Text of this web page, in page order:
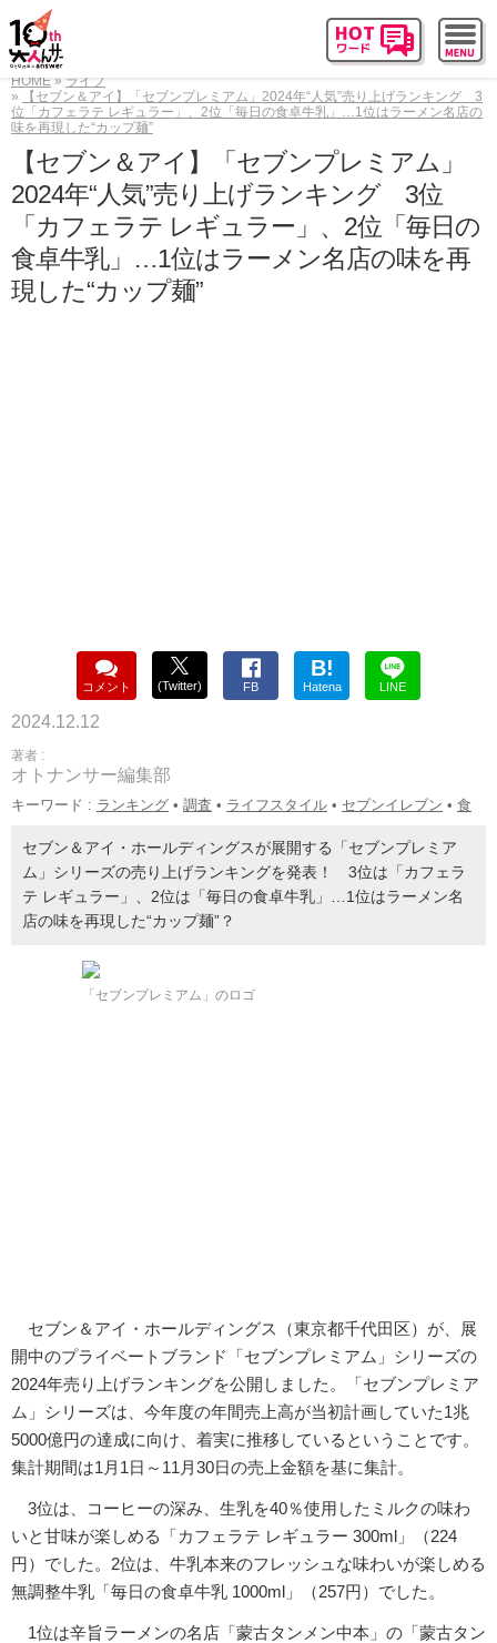
HOME
ライフ
【セブン＆アイ】「セブンプレミアム」2024年“人気”売り上げランキング 3
位「カフェラテ レギュラー」、2位「毎日の食卓牛乳」…1位はラーメン名店の
味を再現した“カップ麺”
【セブン＆アイ】「セブンプレミアム」
2024年“人気”売り上げランキング 3位
「カフェラテ レギュラー」、2位「毎日の
食卓牛乳」…1位はラーメン名店の味を再
現した“カップ麺”
コメント (Twitter) FB
B!
Hatena LINE
2024.12.12
著者 :
オトナンサー編集部
キーワード : ランキング • 調査 • ライフスタイル • セブンイレブン • 食
セブン＆アイ・ホールディングスが展開する「セブンプレミア
ム」シリーズの売り上げランキングを発表！ 3位は「カフェラ
テ レギュラー」、2位は「毎日の食卓牛乳」…1位はラーメン名
店の味を再現した“カップ麺”？
「セブンプレミアム」のロゴ
セブン＆アイ・ホールディングス（東京都千代田区）が、展
開中のプライベートブランド「セブンプレミアム」シリーズの
2024年売り上げランキングを公開しました。「セブンプレミア
ム」シリーズは、今年度の年間売上高が当初計画していた1兆
5000億円の達成に向け、着実に推移しているということです。
集計期間は1月1日～11月30日の売上金額を基に集計。
3位は、コーヒーの深み、生乳を40％使用したミルクの味わ
いと甘味が楽しめる「カフェラテ レギュラー 300ml」（224
円）でした。2位は、牛乳本来のフレッシュな味わいが楽しめる
無調整牛乳「毎日の食卓牛乳 1000ml」（257円）でした。
1位は辛旨ラーメンの名店「蒙古タンメン中本」の「蒙古タン